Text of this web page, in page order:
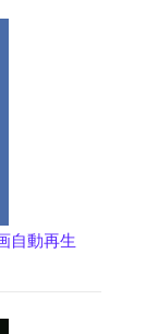
自動再生